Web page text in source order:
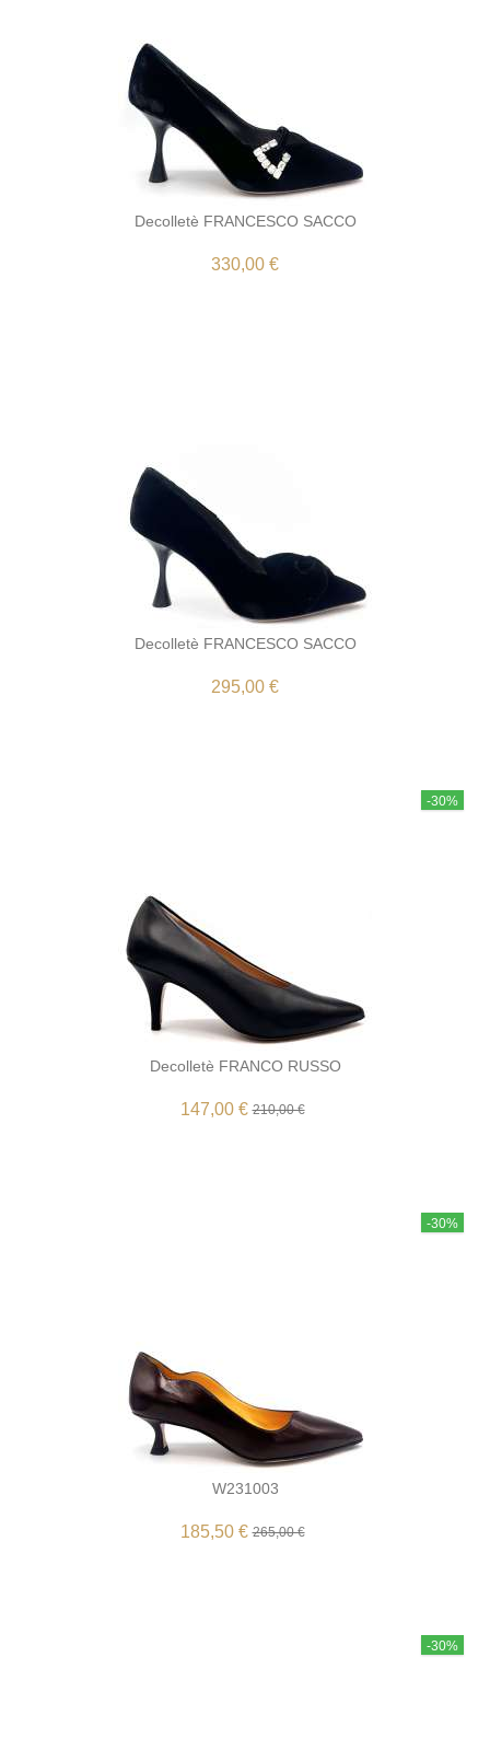
Decolletè FRANCESCO SACCO
330,00 €
Decolletè FRANCESCO SACCO
295,00 €
-30%
Decolletè FRANCO RUSSO
147,00 €210,00 €
-30%
W231003
185,50 €265,00 €
-30%